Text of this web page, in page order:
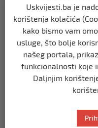
SVIJET
Opsadno
nekoliko
policijske
prije 10
SVIJET
Putin:
prije 11
Uskvijesti.ba je
korištenja kolačića
kako bismo vam
usluge, što bolje
našeg portala,
funkcionalnosti koje
Daljnjim